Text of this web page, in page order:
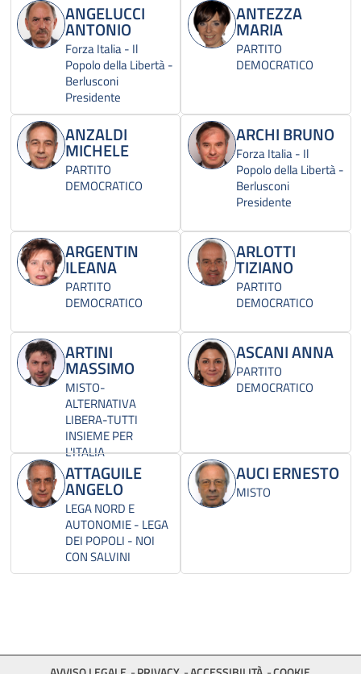
ANGELUCCI
ANTONIO
Forza Italia - Il
Popolo della Libertà -
Berlusconi
Presidente
ANTEZZA
MARIA
PARTITO
DEMOCRATICO
ANZALDI
MICHELE
PARTITO
DEMOCRATICO
ARCHI BRUNO
Forza Italia - Il
Popolo della Libertà -
Berlusconi
Presidente
ARGENTIN
ILEANA
PARTITO
DEMOCRATICO
ARLOTTI
TIZIANO
PARTITO
DEMOCRATICO
ARTINI
MASSIMO
MISTO-
ALTERNATIVA
LIBERA-TUTTI
INSIEME PER
L'ITALIA
ASCANI ANNA
PARTITO
DEMOCRATICO
ATTAGUILE
ANGELO
LEGA NORD E
AUTONOMIE - LEGA
DEI POPOLI - NOI
CON SALVINI
AUCI ERNESTO
MISTO